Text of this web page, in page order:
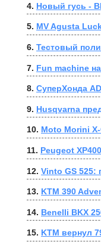
4. Новый гусь -
5. MV Agusta
6. Тестовый
7. Fun machine
8. СуперХонда
9. Husqvarna
10. Moto Morini
11. Peugeot
12. Vinto GS 525:
13. KTM 390
14. Benelli BKX
15. KTM вернул